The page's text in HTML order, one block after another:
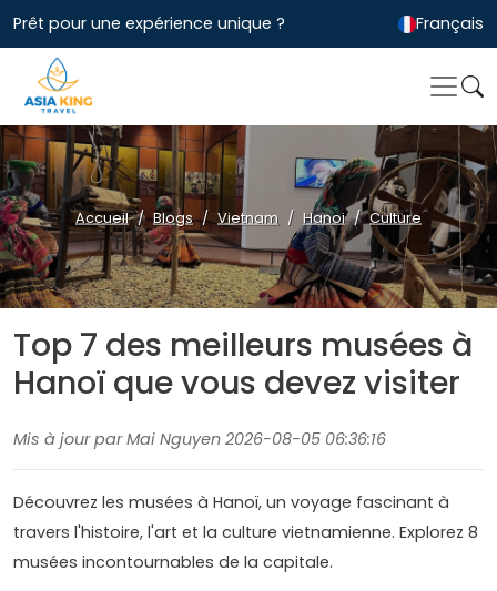
Prêt pour une expérience unique ? Français
Accueil Blogs Vietnam Hanoi Culture
Top 7 des meilleurs musées à
Hanoï que vous devez visiter
Mis à jour par Mai Nguyen 2026-08-05 06:36:16
Découvrez les musées à Hanoï, un voyage fascinant à
travers l'histoire, l'art et la culture vietnamienne. Explorez 8
musées incontournables de la capitale.